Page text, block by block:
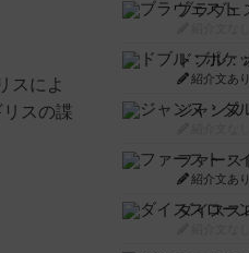
スによ
スの諜
ブラヴェ
紹介文あり
紹介文あり
ダイスス